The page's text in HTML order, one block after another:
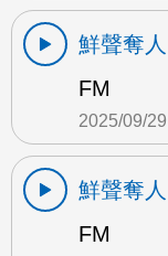
鮮聲奪人
FM
2025/09/29
鮮聲奪人
FM